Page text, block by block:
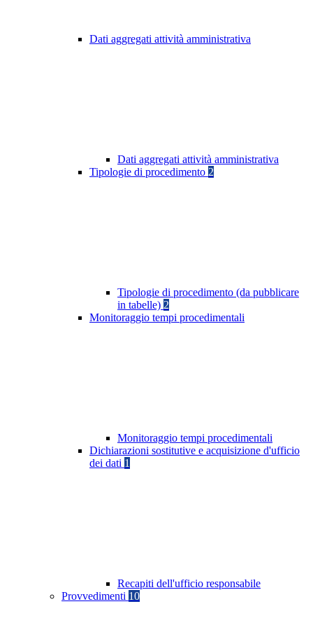
Dati aggregati attività amministrativa
Dati aggregati attività amministrativa
Tipologie di procedimento 2
Tipologie di procedimento (da pubblicare
in tabelle) 2
Monitoraggio tempi procedimentali
Monitoraggio tempi procedimentali
Dichiarazioni sostitutive e acquisizione d'ufficio
dei dati 1
Recapiti dell'ufficio responsabile
Provvedimenti 10